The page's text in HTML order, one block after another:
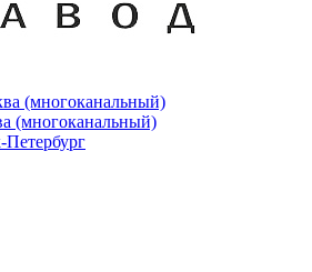
(многоканальный)
(многоканальный)
Петербург